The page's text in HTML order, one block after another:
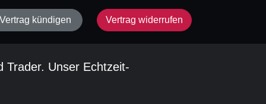
kündigen Vertrag widerrufen
Trader. Unser Echtzeit-